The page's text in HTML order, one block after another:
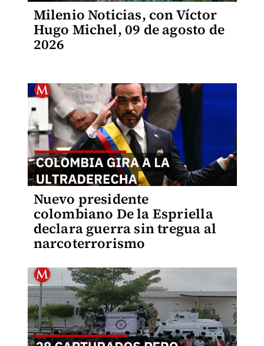
Milenio Noticias, con Víctor
Hugo Michel, 09 de agosto de
2026
Nuevo presidente
colombiano De la Espriella
declara guerra sin tregua al
narcoterrorismo